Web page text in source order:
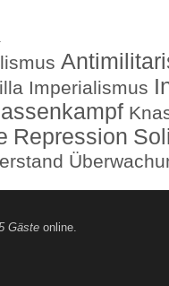
Imperialismus
Repression
Gäste online.